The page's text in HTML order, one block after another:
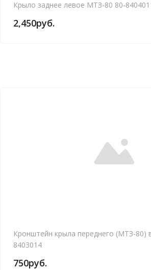
Крыло заднее левое МТЗ-80 80-
2,450руб.
Кронштейн крыла переднего (МТЗ-80)
8403014
750руб.